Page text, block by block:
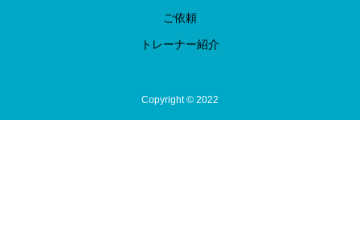
ご依頼
トレーナー紹介
Copyright © 2022